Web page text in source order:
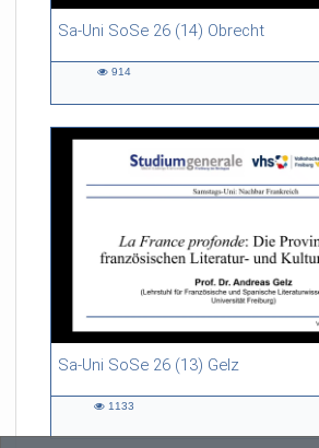
Sa-Uni SoSe 26 (14) Obrecht
46:53 duration
914
Sa-Uni SoSe 26 (13) Gelz
55:13 duration
1133